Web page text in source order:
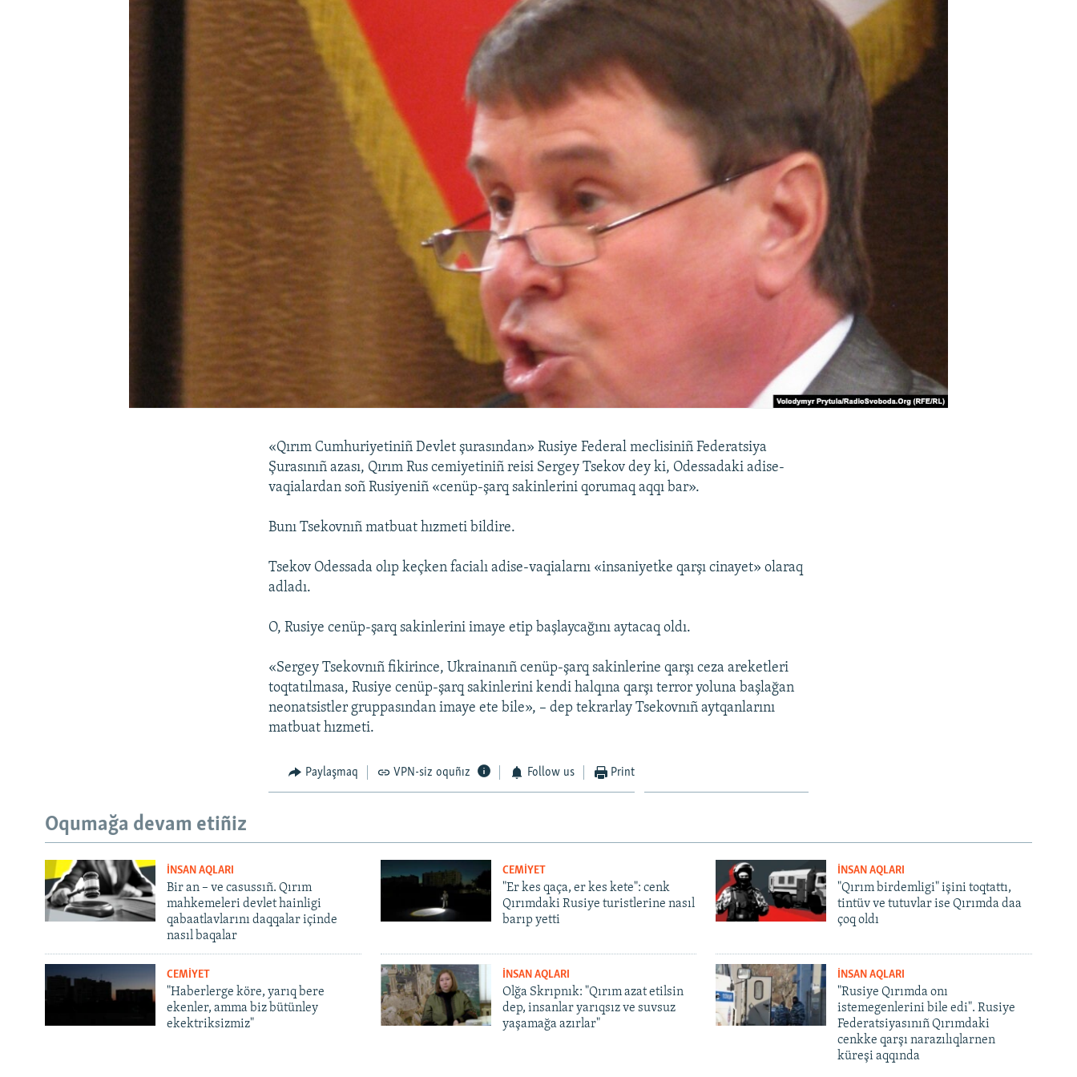
«Qırım Cumhuriyetiniñ Devlet şurasından» Rusiye Federal meclisiniñ Federatsiya
Şurasınıñ azası, Qırım Rus cemiyetiniñ reisi Sergey Tsekov dey ki, Odessadaki adise-
vaqialardan soñ Rusiyeniñ «cenüp-şarq sakinlerini qorumaq aqqı bar».
Bunı Tsekovnıñ matbuat hızmeti bildire.
Tsekov Odessada olıp keçken facialı adise-vaqialarnı «insaniyetke qarşı cinayet» olaraq
adladı.
O, Rusiye cenüp-şarq sakinlerini imaye etip başlaycağını aytacaq oldı.
«Sergey Tsekovnıñ fikirince, Ukrainanıñ cenüp-şarq sakinlerine qarşı ceza areketleri
toqtatılmasa, Rusiye cenüp-şarq sakinlerini kendi halqına qarşı terror yoluna başlağan
neonatsistler gruppasından imaye ete bile», – dep tekrarlay Tsekovnıñ aytqanlarını
matbuat hızmeti.
Paylaşmaq VPN-siz oquñız Follow us Print
Oqumağa devam etiñiz
İNSAN AQLARI
Bir an – ve casussıñ. Qırım
mahkemeleri devlet hainligi
qabaatlavlarını daqqalar içinde
nasıl baqalar
CEMİYET
"Er kes qaça, er kes kete": cenk
Qırımdaki Rusiye turistlerine nasıl
barıp yetti
İNSAN AQLARI
"Qırım birdemligi" işini toqtattı,
tintüv ve tutuvlar ise Qırımda daa
çoq oldı
CEMİYET
"Haberlerge köre, yarıq bere
ekenler, amma biz bütünley
ekektriksizmiz"
İNSAN AQLARI
Olğa Skrıpnık: "Qırım azat etilsin
dep, insanlar yarıqsız ve suvsuz
yaşamağa azırlar"
İNSAN AQLARI
"Rusiye Qırımda onı
istemegenlerini bile edi". Rusiye
Federatsiyasınıñ Qırımdaki
cenkke qarşı narazılıqlarnen
küreşi aqqında